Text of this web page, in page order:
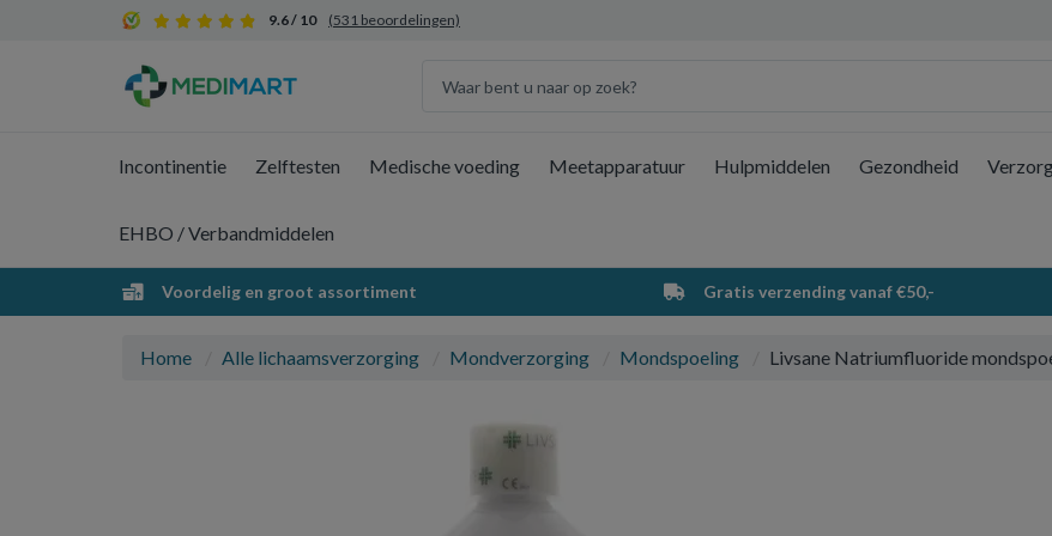
9.6 / 10 (531 beoordelingen)
Incontinentie Zelftesten Medische voeding Meetapparatuur Hulpmiddelen Gezondheid
EHBO / Verbandmiddelen
Voordelig en groot assortiment Gratis verzending vanaf €50,-
Home Alle lichaamsverzorging Mondverzorging Mondspoeling Livsane Natriumfluoride